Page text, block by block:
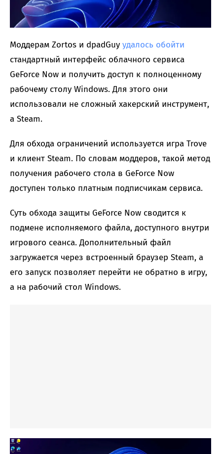
Моддерам Zortos и dpadGuy удалось обойти
стандартный интерфейс облачного сервиса
GeForce Now и получить доступ к полноценному
рабочему столу Windows. Для этого они
использовали не сложный хакерский инструмент,
а Steam.
Для обхода ограничений используется игра Trove
и клиент Steam. По словам моддеров, такой метод
получения рабочего стола в GeForce Now
доступен только платным подписчикам сервиса.
Суть обхода защиты GeForce Now сводится к
подмене исполняемого файла, доступного внутри
игрового сеанса. Дополнительный файл
загружается через встроенный браузер Steam, а
его запуск позволяет перейти не обратно в игру,
а на рабочий стол Windows.